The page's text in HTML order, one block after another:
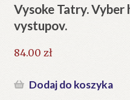
Vysoke Tatry. Vyber
vystupov.
84.00 zł
Dodaj do koszyka